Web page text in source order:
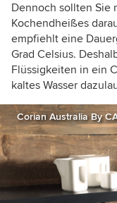
Dennoch sollten Sie
Kochendheißes
empfiehlt eine
Grad Celsius.
Flüssigkeiten in ein
kaltes Wasser
Corian Australia By